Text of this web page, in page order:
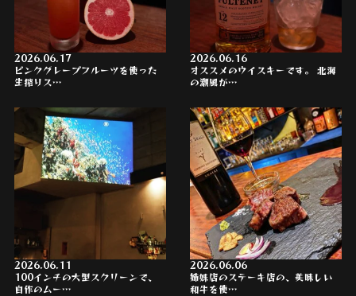
2026.06.17
ピンクグレープフルーツを使った
生搾りス…
2026.06.16
オススメのウイスキーです。 北海
の潮風が…
2026.06.11
100インチの大型スクリーンで、
自作のムー…
2026.06.06
姉妹店のステーキ店の、美味しい
和牛を使…